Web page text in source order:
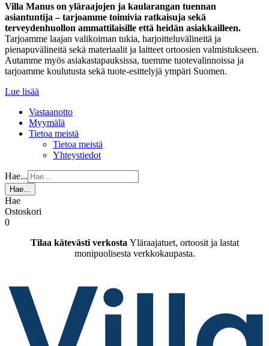
Villa Manus on yläraajojen ja kaularangan tuennan
asiantuntija – tarjoamme toimivia ratkaisuja sekä
terveydenhuollon ammattilaisille että heidän asiakkailleen.
Tarjoamme laajan valikoiman tukia, harjoitteluvälineitä ja
pienapuvälineitä sekä materiaalit ja laitteet ortoosien valmistukseen.
Autamme myös asiakastapauksissa, tuemme tuotevalinnoissa ja
tarjoamme koulutusta sekä tuote-esittelyjä ympäri Suomen.
Lue lisää
Vastaanotto
Myymälä
Tietoa meistä
Tietoa meistä
Yhteystiedot
Hae...
Hae...
Hae
Ostoskori
0
Tilaa kätevästi verkosta Yläraajatuet, ortoosit ja lastat
monipuolisesta verkkokaupasta.